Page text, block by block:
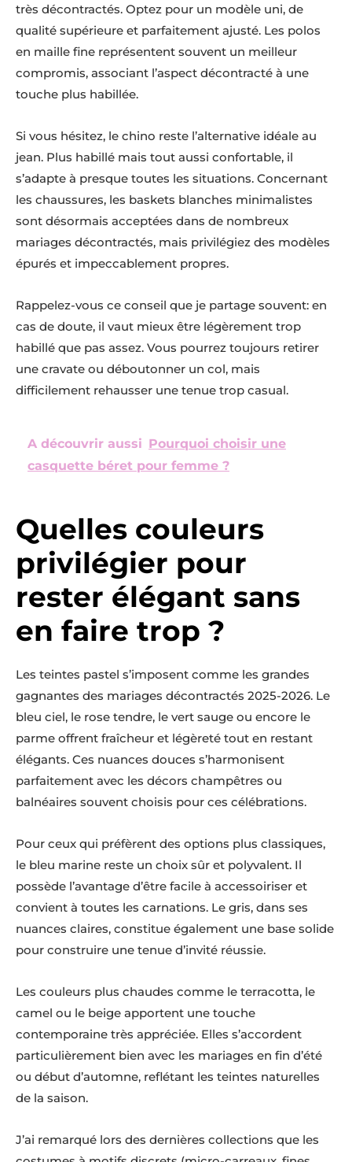
très décontractés. Optez pour un modèle uni, de
qualité supérieure et parfaitement ajusté. Les polos
en maille fine représentent souvent un meilleur
compromis, associant l’aspect décontracté à une
touche plus habillée.
Si vous hésitez, le chino reste l’alternative idéale au
jean. Plus habillé mais tout aussi confortable, il
s’adapte à presque toutes les situations. Concernant
les chaussures, les baskets blanches minimalistes
sont désormais acceptées dans de nombreux
mariages décontractés, mais privilégiez des modèles
épurés et impeccablement propres.
Rappelez-vous ce conseil que je partage souvent: en
cas de doute, il vaut mieux être légèrement trop
habillé que pas assez. Vous pourrez toujours retirer
une cravate ou déboutonner un col, mais
difficilement rehausser une tenue trop casual.
A découvrir aussi Pourquoi choisir une
casquette béret pour femme ?
Quelles couleurs
privilégier pour
rester élégant sans
en faire trop ?
Les teintes pastel s’imposent comme les grandes
gagnantes des mariages décontractés 2025-2026. Le
bleu ciel, le rose tendre, le vert sauge ou encore le
parme offrent fraîcheur et légèreté tout en restant
élégants. Ces nuances douces s’harmonisent
parfaitement avec les décors champêtres ou
balnéaires souvent choisis pour ces célébrations.
Pour ceux qui préfèrent des options plus classiques,
le bleu marine reste un choix sûr et polyvalent. Il
possède l’avantage d’être facile à accessoiriser et
convient à toutes les carnations. Le gris, dans ses
nuances claires, constitue également une base solide
pour construire une tenue d’invité réussie.
Les couleurs plus chaudes comme le terracotta, le
camel ou le beige apportent une touche
contemporaine très appréciée. Elles s’accordent
particulièrement bien avec les mariages en fin d’été
ou début d’automne, reflétant les teintes naturelles
de la saison.
J’ai remarqué lors des dernières collections que les